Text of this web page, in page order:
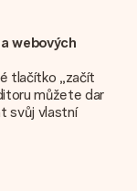
webových
tlačítko „začít
můžete dar
svůj vlastní